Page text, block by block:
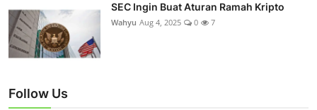
SEC Ingin Buat Aturan Ramah Kripto
Wahyu Aug 4, 2025 0 7
Follow Us